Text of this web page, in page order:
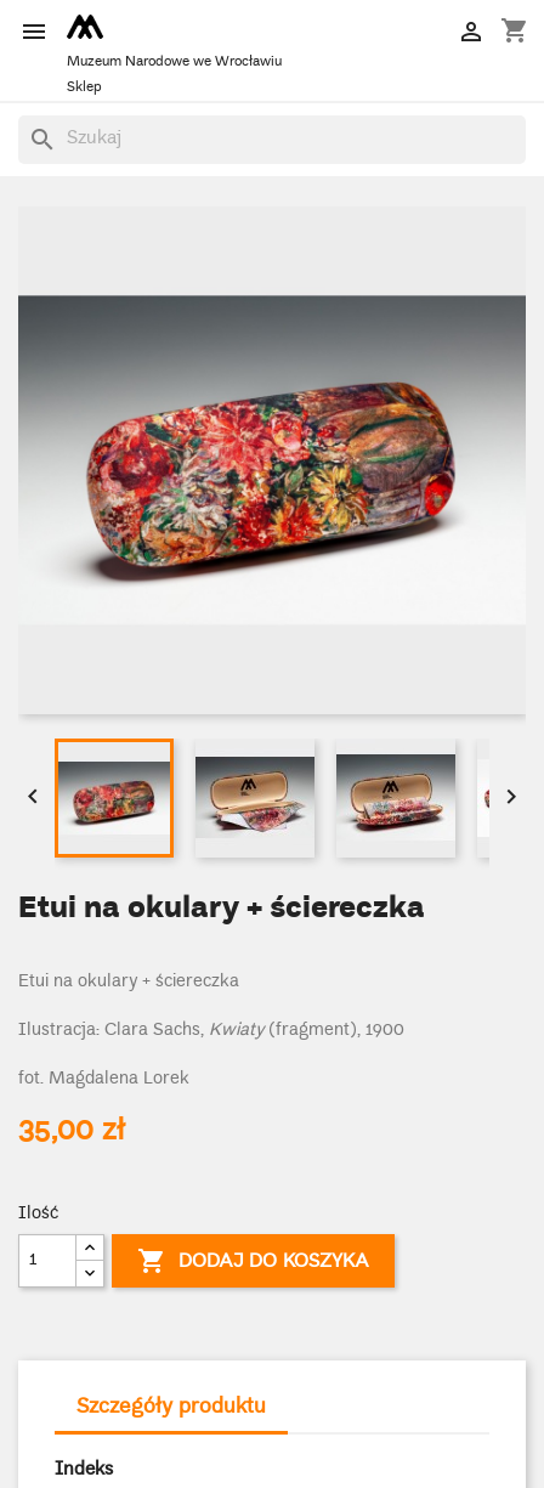
 shopping_cart

Muzeum Narodowe we Wrocławiu
Sklep
search
 
Etui na okulary + ściereczka
Etui na okulary + ściereczka
Ilustracja: Clara Sachs, Kwiaty(fragment), 1900
fot. Magdalena Lorek
35,00 zł
Ilość
 DODAJ DO KOSZYKA
Szczegóły produktu
Indeks